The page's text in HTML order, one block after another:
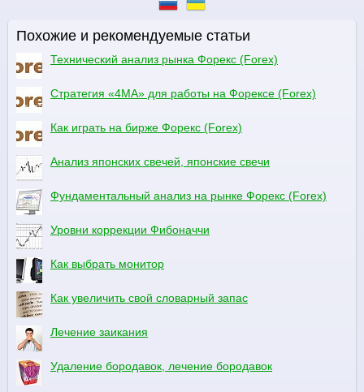
Похожие и рекомендуемые статьи
Технический анализ рынка Форекс (Forex)
Стратегия «4МА» для работы на Форексе (Forex)
Как играть на бирже Форекс (Forex)
Анализ японских свечей, японские свечи
Фундаментальный анализ на рынке Форекс (Forex)
Уровни коррекции Фибоначчи
Как выбрать монитор
Как увеличить свой словарный запас
Лечение заикания
Удаление бородавок, лечение бородавок